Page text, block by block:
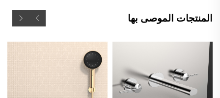
المنتجات الموصى بها